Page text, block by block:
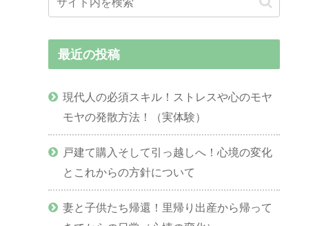
最近の投稿
現代人の必須スキル！ストレスや心のモヤ
モヤの発散方法！（実体験）
戸建て購入そして引っ越しへ！心境の変化
とこれからの方針について
妻と子供たち帰還！里帰り出産から帰って